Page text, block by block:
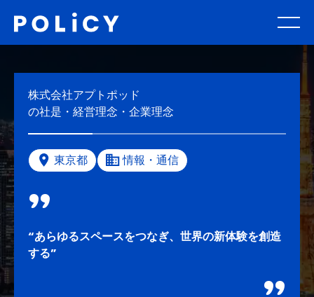
株式会社アプトポッド
の社是・経営理念・企業理念
東京都 情報・通信
“あらゆるスペースをつなぎ、世界の新体験を創造
する”